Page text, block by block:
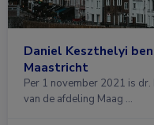
Daniel Keszthelyi
Maastricht
Per 1 november 2021 is
van de afdeling Maag …